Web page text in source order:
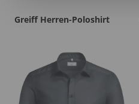
Greiff Herren-Poloshirt